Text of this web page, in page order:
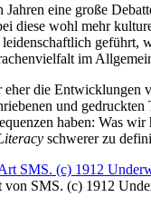
Jahren eine große
diese wohl mehr
leidenschaftlich geführt,
im
eher die Entwicklungen
und
haben: Was
schwerer zu
von SMS. (c) 1912